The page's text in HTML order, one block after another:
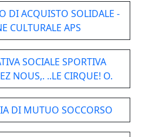
DI ACQUISTO SOLIDALE -
CULTURALE APS
SOCIALE SPORTIVA
NOUS,. ..LE CIRQUE! O.
DI MUTUO SOCCORSO